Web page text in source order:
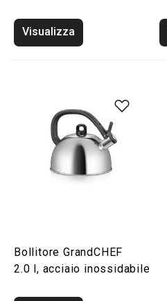
Visualizza
Bollitore GrandCHEF
2.0 l, acciaio inossidabile